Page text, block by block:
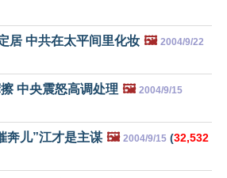
居 中共在太平间里化妆 🖼️ 2004/9/22
中央震怒高调处理 🖼️ 2004/9/15
奔儿”江才是主谋 🖼️ 2004/9/15 (32,532